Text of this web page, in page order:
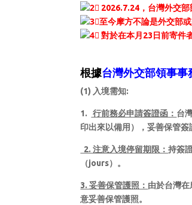
2026.7.24，台灣外交部
至今摩方不論是外交部
對於在本月23日前寄件
根據台灣外交部領事事
(1) 入境需知:
1. 行前務必申請簽證函： 台
印出來以備用），妥善保管
2. 注意入境停留期限：持簽
（jours）。
3. 妥善保管護照： 由於台灣
意妥善保管護照。